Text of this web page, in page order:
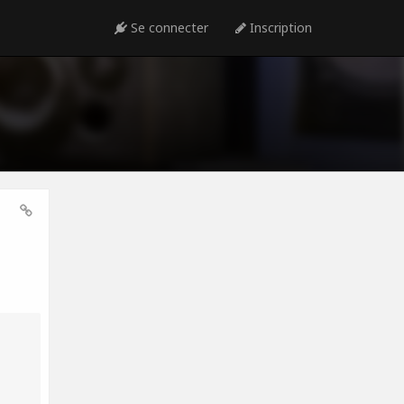
Se connecter Inscription